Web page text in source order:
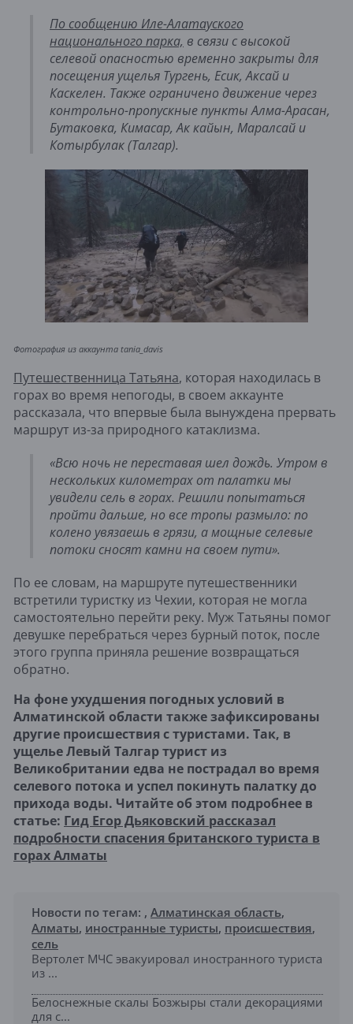
По сообщению Иле-Алатауского
национального парка, в связи с высокой
селевой опасностью временно закрыты для
посещения ущелья Тургень, Есик, Аксай и
Каскелен. Также ограничено движение через
контрольно-пропускные пункты Алма-Арасан,
Бутаковка, Кимасар, Ак кайын, Маралсай и
Котырбулак (Талгар).
Фотография из аккаунта tania_davis
Путешественница Татьяна, которая находилась в
горах во время непогоды, в своем аккаунте
рассказала, что впервые была вынуждена прервать
маршрут из-за природного катаклизма.
«Всю ночь не переставая шел дождь. Утром в
нескольких километрах от палатки мы
увидели сель в горах. Решили попытаться
пройти дальше, но все тропы размыло: по
колено увязаешь в грязи, а мощные селевые
потоки сносят камни на своем пути».
По ее словам, на маршруте путешественники
встретили туристку из Чехии, которая не могла
самостоятельно перейти реку. Муж Татьяны помог
девушке перебраться через бурный поток, после
этого группа приняла решение возвращаться
обратно.
На фоне ухудшения погодных условий в
Алматинской области также зафиксированы
другие происшествия с туристами. Так, в
ущелье Левый Талгар турист из
Великобритании едва не пострадал во время
селевого потока и успел покинуть палатку до
прихода воды. Читайте об этом подробнее в
статье: Гид Егор Дьяковский рассказал
подробности спасения британского туриста в
горах Алматы
Новости по тегам: , Алматинская область,
Алматы, иностранные туристы, происшествия,
сель
Вертолет МЧС эвакуировал иностранного туриста
из ...
Белоснежные скалы Бозжыры стали декорациями
для с...